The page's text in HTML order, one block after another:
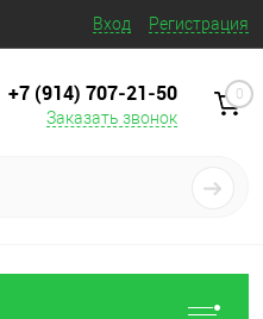
Вход Регистрация
+7 (914) 707‒21‒50
Заказать звонок
0